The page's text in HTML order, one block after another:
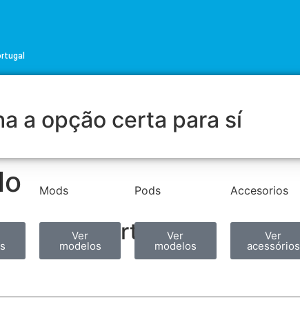
a opção certa para sí
Mods
Ver
modelos
Pods
Ver
modelos
Accesorios
Ver
acessórios
Partilhar